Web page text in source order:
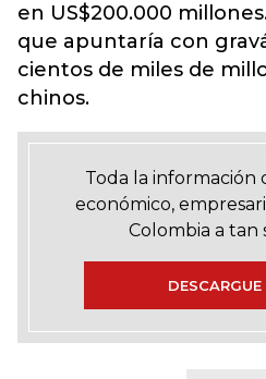
en US$200.000
que apuntaría con
cientos de miles de
chinos.
Toda la información
económico,
Colombia a tan